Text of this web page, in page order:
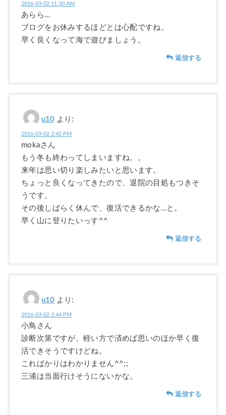
2016-03-02 11:30 AM
あらら…
ブログをお休みするほどとは心配ですね。
早く良くなって海で遊びましょう。
返信する
u10 より:
2016-03-02 2:42 PM
mokaさん
もう冬も終わってしまいますね。。
来年は思い切り楽しみたいと思います。
ちょっと良くなってきたので、退院の目処もつきそ
うです。
その後しばらく休んで、復活できるかな…と。
早く山に登りたいっす^^
返信する
u10 より:
2016-03-02 2:44 PM
小鳥さん
診断次第ですが、軽い方で済めば思いのほか早く復
活できそうですけどね。
こればかりはわかりません^^;;
三浦は当面行けそうにないかな。
返信する